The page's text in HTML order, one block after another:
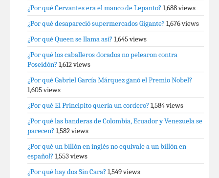
¿Por qué Cervantes era el manco de Lepanto? 1,688 views
¿Por qué desapareció supermercados Gigante? 1,676 views
¿Por qué Queen se llama así? 1,645 views
¿Por qué los caballeros dorados no pelearon contra
Poseidón? 1,612 views
¿Por qué Gabriel García Márquez ganó el Premio Nobel?
1,605 views
¿Por qué El Principito quería un cordero? 1,584 views
¿Por qué las banderas de Colombia, Ecuador y Venezuela se
parecen? 1,582 views
¿Por qué un billón en inglés no equivale a un billón en
español? 1,553 views
¿Por qué hay dos Sin Cara? 1,549 views